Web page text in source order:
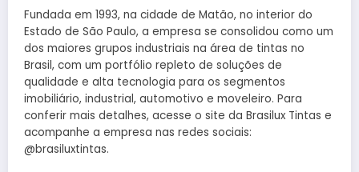
Fundada em 1993, na cidade de Matão, no interior do
Estado de São Paulo, a empresa se consolidou como um
dos maiores grupos industriais na área de tintas no
Brasil, com um portfólio repleto de soluções de
qualidade e alta tecnologia para os segmentos
imobiliário, industrial, automotivo e moveleiro. Para
conferir mais detalhes, acesse o site da Brasilux Tintas e
acompanhe a empresa nas redes sociais:
@brasiluxtintas.